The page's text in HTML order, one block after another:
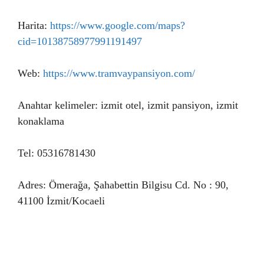
Harita: https://www.google.com/maps?
cid=10138758977991191497
Web: https://www.tramvaypansiyon.com/
Anahtar kelimeler: izmit otel, izmit pansiyon, izmit
konaklama
Tel: 05316781430
Adres: Ömerağa, Şahabettin Bilgisu Cd. No : 90,
41100 İzmit/Kocaeli